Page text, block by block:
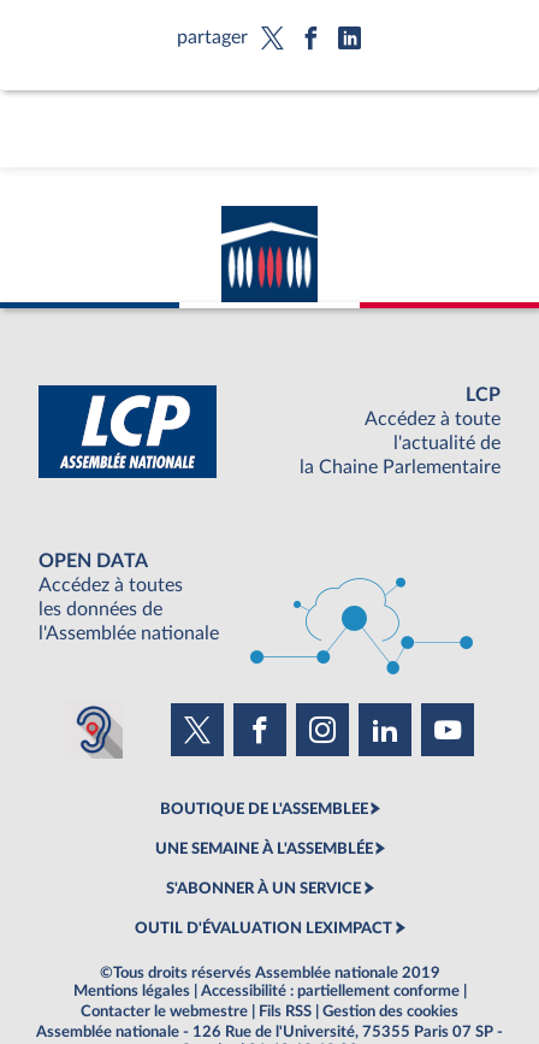
partager
LCP
Accédez à toute
l'actualité de
la Chaine Parlementaire
OPEN DATA
Accédez à toutes
les données de
l'Assemblée nationale
BOUTIQUE DE L'ASSEMBLEE
UNE SEMAINE À L'ASSEMBLÉE
S'ABONNER À UN SERVICE
OUTIL D'ÉVALUATION LEXIMPACT
©Tous droits réservés Assemblée nationale 2019
Mentions légales
Accessibilité : partiellement conforme
Contacter le webmestre
Fils RSS
Gestion des cookies
Assemblée nationale - 126 Rue de l'Université, 75355 Paris 07 SP -